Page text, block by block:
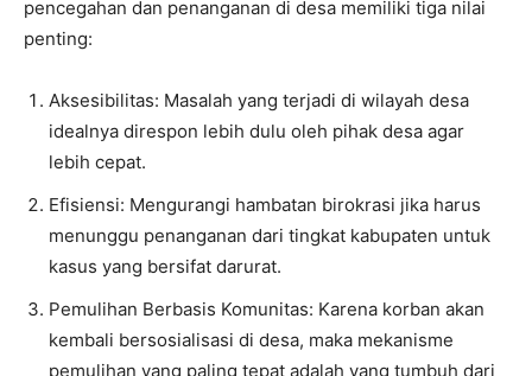
pencegahan dan penanganan di desa memiliki tiga nilai
penting:
Aksesibilitas: Masalah yang terjadi di wilayah desa
idealnya direspon lebih dulu oleh pihak desa agar
lebih cepat.
Efisiensi: Mengurangi hambatan birokrasi jika harus
menunggu penanganan dari tingkat kabupaten untuk
kasus yang bersifat darurat.
Pemulihan Berbasis Komunitas: Karena korban akan
kembali bersosialisasi di desa, maka mekanisme
pemulihan yang paling tepat adalah yang tumbuh dari